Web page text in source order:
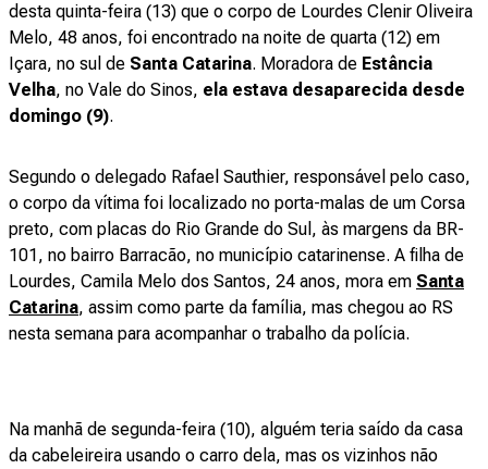
desta quinta-feira (13) que o corpo de Lourdes Clenir Oliveira
Melo, 48 anos, foi encontrado na noite de quarta (12) em
Içara, no sul de Santa Catarina. Moradora de Estância
Velha, no Vale do Sinos, ela estava desaparecida desde
domingo (9).
Segundo o delegado Rafael Sauthier, responsável pelo caso,
o corpo da vítima foi localizado no porta-malas de um Corsa
preto, com placas do Rio Grande do Sul, às margens da BR-
101, no bairro Barracão, no município catarinense. A filha de
Lourdes, Camila Melo dos Santos, 24 anos, mora em Santa
Catarina, assim como parte da família, mas chegou ao RS
nesta semana para acompanhar o trabalho da polícia.
Na manhã de segunda-feira (10), alguém teria saído da casa
da cabeleireira usando o carro dela, mas os vizinhos não